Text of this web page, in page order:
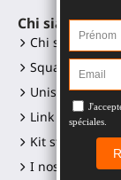
Chi siamo
Chi siamo?
Squadra
Unisciti a noi
Link ai social
Kit stampa e
I nostri